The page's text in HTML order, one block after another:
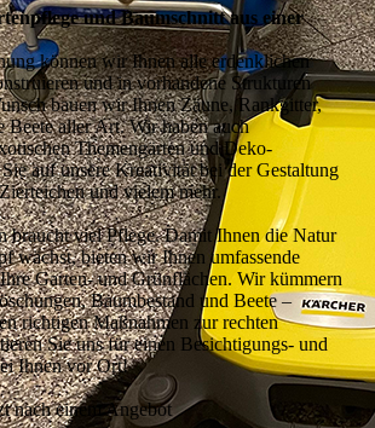
und Baumschnitt aus einer
können wir Ihnen alle erdenklichen
und in vorhandene Strukturen
bauen wir Ihnen Zäune, Rankgitter,
Beete aller Art. Wir haben auch
Themengärten und Deko­
auf unsere Kreativität bei der Gestaltung
und vielem mehr.
braucht viel Pflege. Damit Ihnen die Natur
wächst, bieten wir Ihnen umfassende
Garten- und Grün­flächen. Wir kümmern
Baumbestand und Beete –
richtigen Maßnahmen zur rechten
Sie uns für einen Besichtigungs- und
Ihnen vor Ort!
nach einem Angebot